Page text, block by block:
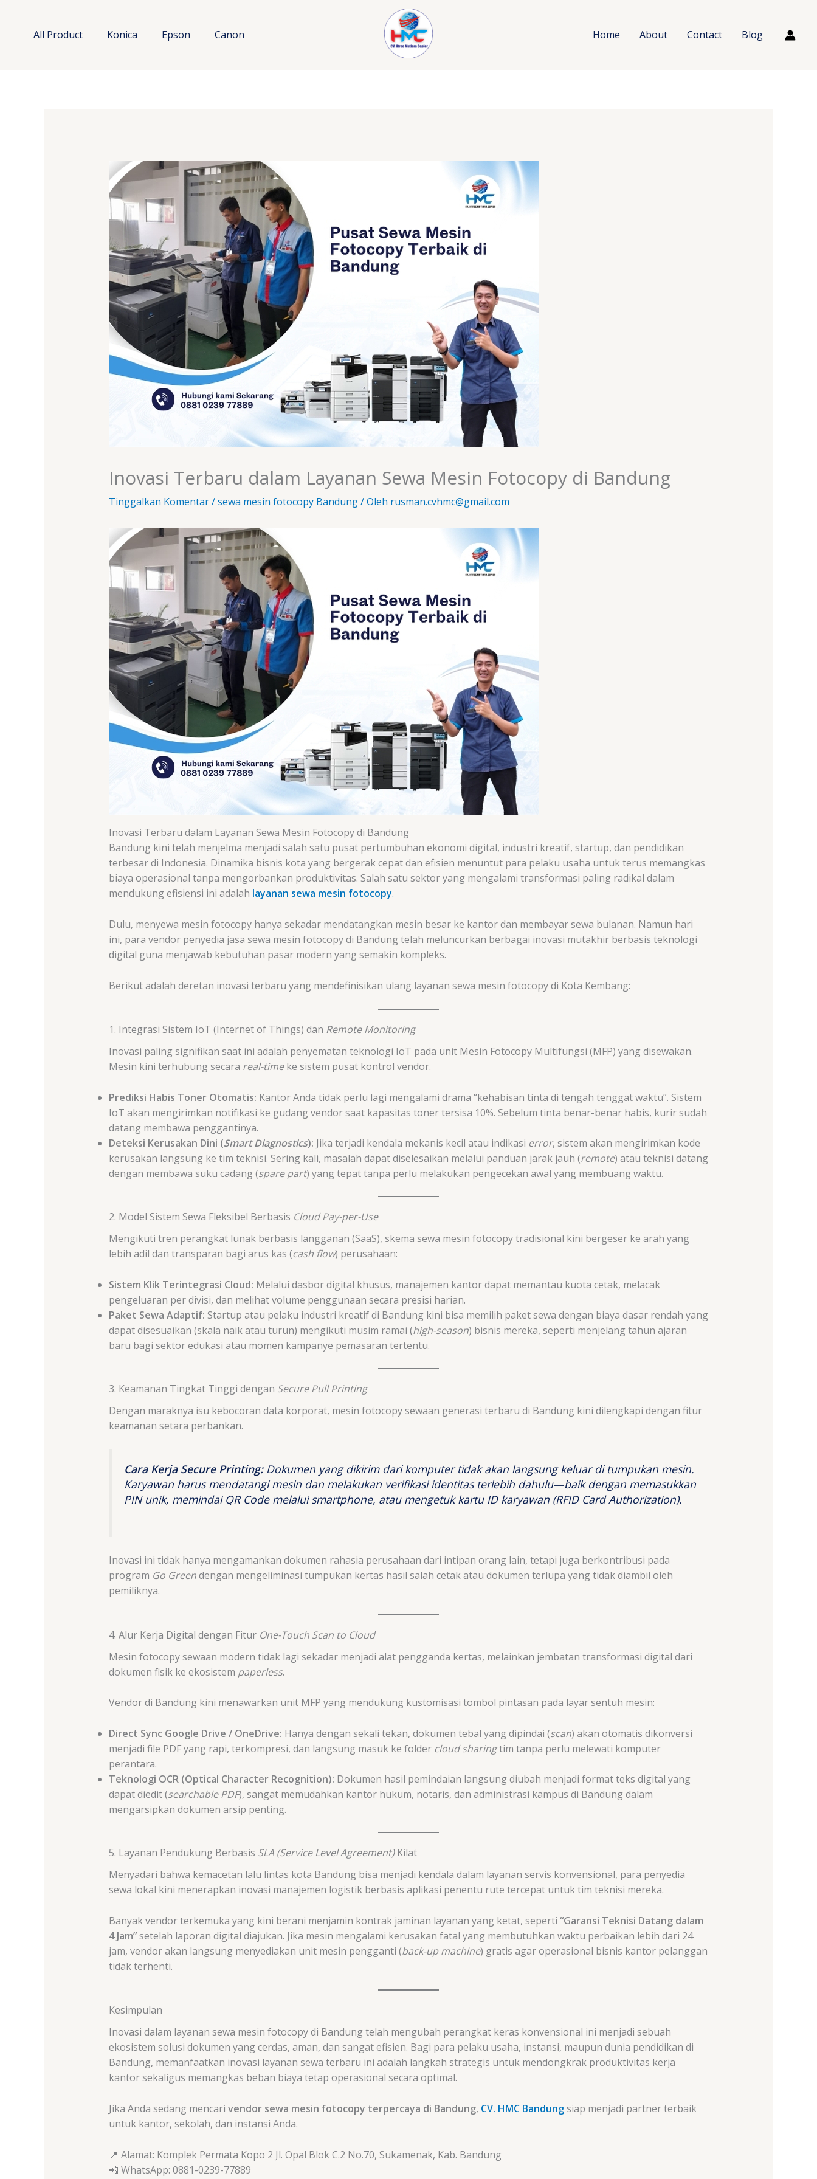
All Product Konica Epson Canon Home About Contact Blog
Inovasi Terbaru dalam Layanan Sewa Mesin Fotocopy di Bandung
Tinggalkan Komentar/sewa mesin fotocopy Bandung/ Oleh rusman.cvhmc@gmail.com
Inovasi Terbaru dalam Layanan Sewa Mesin Fotocopy di Bandung
Bandung kini telah menjelma menjadi salah satu pusat pertumbuhan ekonomi digital, industri kreatif, startup, dan pendidikan
terbesar di Indonesia. Dinamika bisnis kota yang bergerak cepat dan efisien menuntut para pelaku usaha untuk terus memangkas
biaya operasional tanpa mengorbankan produktivitas. Salah satu sektor yang mengalami transformasi paling radikal dalam
mendukung efisiensi ini adalah layanan sewa mesin fotocopy.
Dulu, menyewa mesin fotocopy hanya sekadar mendatangkan mesin besar ke kantor dan membayar sewa bulanan. Namun hari
ini, para vendor penyedia jasa sewa mesin fotocopy di Bandung telah meluncurkan berbagai inovasi mutakhir berbasis teknologi
digital guna menjawab kebutuhan pasar modern yang semakin kompleks.
Berikut adalah deretan inovasi terbaru yang mendefinisikan ulang layanan sewa mesin fotocopy di Kota Kembang:
1. Integrasi Sistem IoT (Internet of Things) dan Remote Monitoring
Inovasi paling signifikan saat ini adalah penyematan teknologi IoT pada unit Mesin Fotocopy Multifungsi (MFP) yang disewakan.
Mesin kini terhubung secara real-timeke sistem pusat kontrol vendor.
Prediksi Habis Toner Otomatis: Kantor Anda tidak perlu lagi mengalami drama “kehabisan tinta di tengah tenggat waktu”. Sistem
IoT akan mengirimkan notifikasi ke gudang vendor saat kapasitas toner tersisa 10%. Sebelum tinta benar-benar habis, kurir sudah
datang membawa penggantinya.
Deteksi Kerusakan Dini (Smart Diagnostics): Jika terjadi kendala mekanis kecil atau indikasi error, sistem akan mengirimkan kode
kerusakan langsung ke tim teknisi. Sering kali, masalah dapat diselesaikan melalui panduan jarak jauh (remote) atau teknisi datang
dengan membawa suku cadang (spare part) yang tepat tanpa perlu melakukan pengecekan awal yang membuang waktu.
2. Model Sistem Sewa Fleksibel Berbasis Cloud Pay-per-Use
Mengikuti tren perangkat lunak berbasis langganan (SaaS), skema sewa mesin fotocopy tradisional kini bergeser ke arah yang
lebih adil dan transparan bagi arus kas (cash flow) perusahaan:
Sistem Klik Terintegrasi Cloud: Melalui dasbor digital khusus, manajemen kantor dapat memantau kuota cetak, melacak
pengeluaran per divisi, dan melihat volume penggunaan secara presisi harian.
Paket Sewa Adaptif: Startup atau pelaku industri kreatif di Bandung kini bisa memilih paket sewa dengan biaya dasar rendah yang
dapat disesuaikan (skala naik atau turun) mengikuti musim ramai (high-season) bisnis mereka, seperti menjelang tahun ajaran
baru bagi sektor edukasi atau momen kampanye pemasaran tertentu.
3. Keamanan Tingkat Tinggi dengan Secure Pull Printing
Dengan maraknya isu kebocoran data korporat, mesin fotocopy sewaan generasi terbaru di Bandung kini dilengkapi dengan fitur
keamanan setara perbankan.
Cara Kerja Secure Printing:Dokumen yang dikirim dari komputer tidak akan langsung keluar di tumpukan mesin.
Karyawan harus mendatangi mesin dan melakukan verifikasi identitas terlebih dahulu—baik dengan memasukkan
PIN unik, memindai QR Code melaluismartphone, atau mengetuk kartu ID karyawan (RFID Card Authorization).
Inovasi ini tidak hanya mengamankan dokumen rahasia perusahaan dari intipan orang lain, tetapi juga berkontribusi pada
program Go Greendengan mengeliminasi tumpukan kertas hasil salah cetak atau dokumen terlupa yang tidak diambil oleh
pemiliknya.
4. Alur Kerja Digital dengan Fitur One-Touch Scan to Cloud
Mesin fotocopy sewaan modern tidak lagi sekadar menjadi alat pengganda kertas, melainkan jembatan transformasi digital dari
dokumen fisik ke ekosistem paperless.
Vendor di Bandung kini menawarkan unit MFP yang mendukung kustomisasi tombol pintasan pada layar sentuh mesin:
Direct Sync Google Drive / OneDrive: Hanya dengan sekali tekan, dokumen tebal yang dipindai (scan) akan otomatis dikonversi
menjadi file PDF yang rapi, terkompresi, dan langsung masuk ke folder cloud sharingtim tanpa perlu melewati komputer
perantara.
Teknologi OCR (Optical Character Recognition): Dokumen hasil pemindaian langsung diubah menjadi format teks digital yang
dapat diedit (searchable PDF), sangat memudahkan kantor hukum, notaris, dan administrasi kampus di Bandung dalam
mengarsipkan dokumen arsip penting.
5. Layanan Pendukung Berbasis SLA (Service Level Agreement)Kilat
Menyadari bahwa kemacetan lalu lintas kota Bandung bisa menjadi kendala dalam layanan servis konvensional, para penyedia
sewa lokal kini menerapkan inovasi manajemen logistik berbasis aplikasi penentu rute tercepat untuk tim teknisi mereka.
Banyak vendor terkemuka yang kini berani menjamin kontrak jaminan layanan yang ketat, seperti “Garansi Teknisi Datang dalam
4 Jam”setelah laporan digital diajukan. Jika mesin mengalami kerusakan fatal yang membutuhkan waktu perbaikan lebih dari 24
jam, vendor akan langsung menyediakan unit mesin pengganti (back-up machine) gratis agar operasional bisnis kantor pelanggan
tidak terhenti.
Kesimpulan
Inovasi dalam layanan sewa mesin fotocopy di Bandung telah mengubah perangkat keras konvensional ini menjadi sebuah
ekosistem solusi dokumen yang cerdas, aman, dan sangat efisien. Bagi para pelaku usaha, instansi, maupun dunia pendidikan di
Bandung, memanfaatkan inovasi layanan sewa terbaru ini adalah langkah strategis untuk mendongkrak produktivitas kerja
kantor sekaligus memangkas beban biaya tetap operasional secara optimal.
Jika Anda sedang mencari vendor sewa mesin fotocopy terpercaya di Bandung, CV. HMC Bandungsiap menjadi partner terbaik
untuk kantor, sekolah, dan instansi Anda.
📍 Alamat: Komplek Permata Kopo 2 Jl. Opal Blok C.2 No.70, Sukamenak, Kab. Bandung
📲 WhatsApp: 0881-0239-77889